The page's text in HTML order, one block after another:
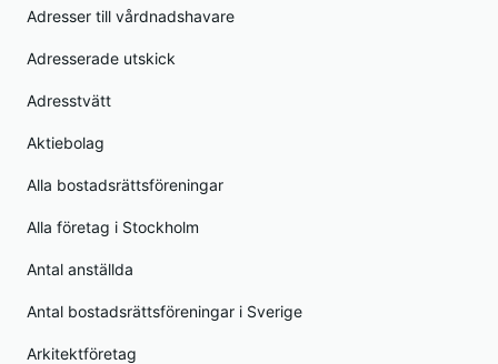
Adresser till vårdnadshavare
Adresserade utskick
Adresstvätt
Aktiebolag
Alla bostadsrättsföreningar
Alla företag i Stockholm
Antal anställda
Antal bostadsrättsföreningar i Sverige
Arkitektföretag